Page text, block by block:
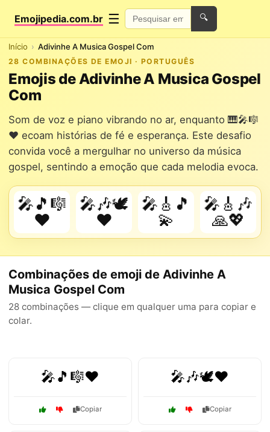
Emojipedia.com.br ☰ 🔍
Início Adivinhe A Musica Gospel Com
28 COMBINAÇÕES DE EMOJI · PORTUGUÊS
Emojis de Adivinhe A Musica Gospel
Com
Som de voz e piano vibrando no ar, enquanto 🎹🎤🎼
❤️ ecoam histórias de fé e esperança. Este desafio
convida você a mergulhar no universo da música
gospel, sentindo a emoção que cada melodia evoca.
🎤🎵🎼
❤️
🎤🎶🕊️
❤️
🎤🎸🎵
💫
🎤🎸🎶
🙏💖
Combinações de emoji de Adivinhe A
Musica Gospel Com
28 combinações — clique em qualquer uma para copiar e
colar.
🎤🎵🎼❤️
Copiar
🎤🎶🕊️❤️
Copiar